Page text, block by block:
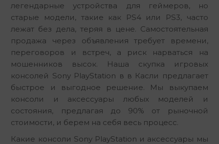
легендарные устройства для геймеров, но
старые модели, такие как PS4 или PS3, часто
лежат без дела, теряя в цене. Самостоятельная
продажа через объявления требует времени,
переговоров и встреч, а риск нарваться на
мошенников высок. Наша скупка игровых
консолей Sony PlayStation в в Касли предлагает
быстрое и выгодное решение. Мы выкупаем
консоли и аксессуары любых моделей и
состояния, предлагая до 90% от рыночной
стоимости, и берем на себя весь процесс.
Какие консоли Sony PlayStation и аксессуары мы